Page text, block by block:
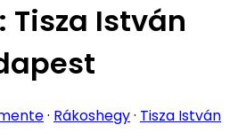
Tisza István
· Rákoshegy· Tisza István